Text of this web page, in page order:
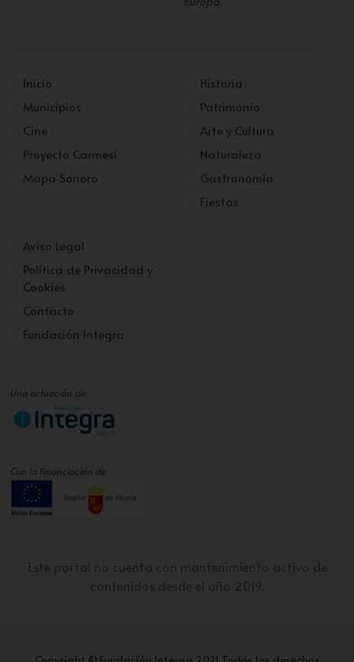
Inicio
Municipios
Cine
Proyecto Carmesí
Mapa Sonoro
Historia
Patrimonio
Arte y Cultura
Naturaleza
Gastronomía
Fiestas
Aviso Legal
Política de Privacidad y
Cookies
Contacto
Fundación Integra
Una actuación de:
Con la financiación de: